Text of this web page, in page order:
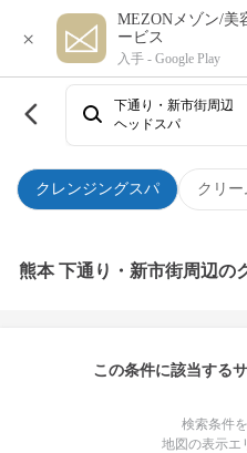
×
MEZONメゾン/美
ービス
入手 - Google Play
クレンジングスパ クリー
下通り・新市街周辺
ヘッドスパ
熊本 下通り・新市街周辺の
この条件に該当する
検索条件
地図の表示エ